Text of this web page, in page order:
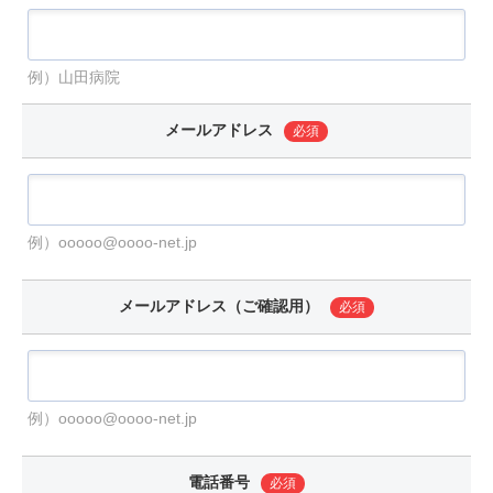
例）山田病院
メールアドレス 必須
例）ooooo@oooo-net.jp
メールアドレス（ご確認用） 必須
例）ooooo@oooo-net.jp
電話番号 必須